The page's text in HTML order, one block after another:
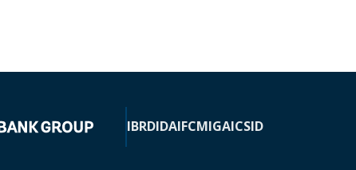
IBRDIDAIFCMIGAICSID